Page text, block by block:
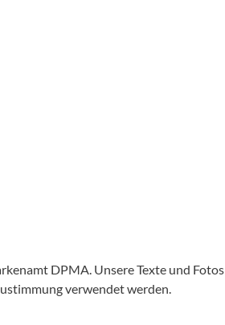
DPMA. Unsere Texte und Fotos
verwendet werden.